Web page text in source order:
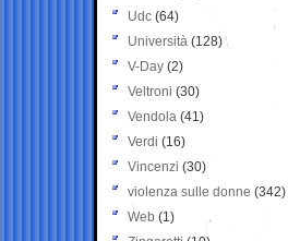
Udc (64)
Università (128)
V-Day (2)
Veltroni (30)
Vendola (41)
Verdi (16)
Vincenzi (30)
violenza sulle donne (342)
Web (1)